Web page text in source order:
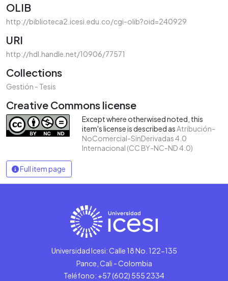
OLIB
http://biblioteca2.icesi.edu.co/cgi-olib?oid=240929
URI
http://hdl.handle.net/10906/77571
Collections
Gestión - Tesis
Creative Commons license
Except where otherwised noted, this
item's license is described asAtribución-
NoComercial-SinDerivadas 4.0
Internacional (CC BY-NC-ND 4.0)
Full item page
Universidad Icesi: Calle 18 No. 122-135
Pance, Cali - Colombia
Teléfono: +57 (602) 555 2334